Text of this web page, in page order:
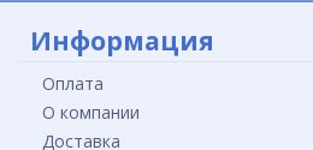
Информация
Оплата
О компании
Доставка